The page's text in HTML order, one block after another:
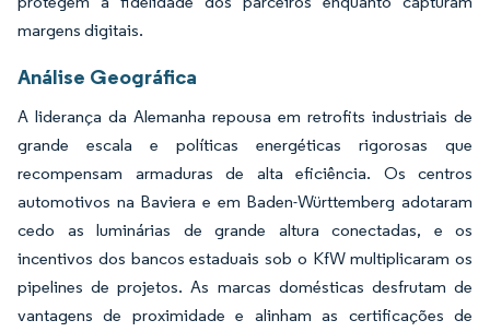
margens digitais.
Análise Geográfica
A liderança da Alemanha repousa em retrofits industriais de
grande escala e políticas energéticas rigorosas que
recompensam armaduras de alta eficiência. Os centros
automotivos na Baviera e em Baden-Württemberg adotaram
cedo as luminárias de grande altura conectadas, e os
incentivos dos bancos estaduais sob o KfW multiplicaram os
pipelines de projetos. As marcas domésticas desfrutam de
vantagens de proximidade e alinham as certificações de